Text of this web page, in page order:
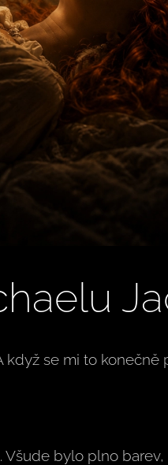
když se mi to
bylo plno barev,